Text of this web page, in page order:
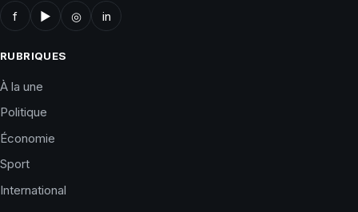
f ▶ ◎ in
RUBRIQUES
À la une
Politique
Économie
Sport
International